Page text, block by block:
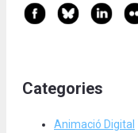
Categories
Animació Digital